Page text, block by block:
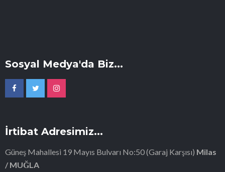
Sosyal Medya'da Biz...
İrtibat Adresimiz...
Güneş Mahallesi 19 Mayıs Bulvarı No:50 (Garaj Karşısı) Milas
/ MUĞLA